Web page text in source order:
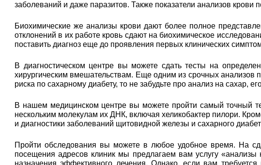
заболеваний и даже паразитов. Также показатели анализов
Биохимические же анализы крови дают более полное
отклонений в их работе кровь сдают на биохимическое
поставить диагноз еще до проявления первых клинических
В диагностическом центре вы можете сдать тесты на
хирургическим вмешательствам. Еще одним из срочных анализов
риска по сахарному диабету, то не забудьте про анализ на сахар,
В нашем медицинском центре вы можете пройти самый точный
нескольким молекулам их ДНК, включая хеликобактер пилори.
и диагностики заболеваний щитовидной железы и сахарного
Пройти обследования вы можете в любое удобное время. На
посещения адресов клиник мы предлагаем вам услугу
назначения эффективного лечения. Однако, если вам